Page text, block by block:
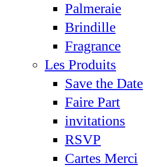
Palmeraie
Brindille
Fragrance
Les Produits
Save the Date
Faire Part
invitations
RSVP
Cartes Merci